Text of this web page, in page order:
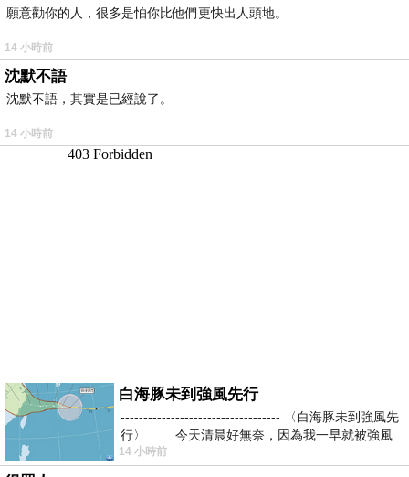
願意勸你的人，很多是怕你比他們更快出人頭地。
14 小時前
沈默不語
沈默不語，其實是已經說了。
14 小時前
白海豚未到強風先行
----------------------------------- 〈白海豚未到強風先
行〉 今天清晨好無奈，因為我一早就被強風
14 小時前